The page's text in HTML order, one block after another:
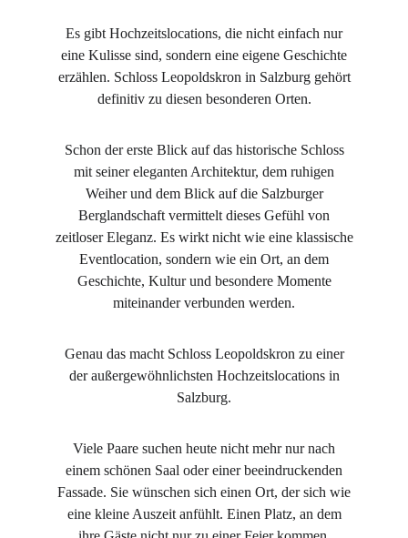
Es gibt Hochzeitslocations, die nicht einfach nur
eine Kulisse sind, sondern eine eigene Geschichte
erzählen. Schloss Leopoldskron in Salzburg gehört
definitiv zu diesen besonderen Orten.
Schon der erste Blick auf das historische Schloss
mit seiner eleganten Architektur, dem ruhigen
Weiher und dem Blick auf die Salzburger
Berglandschaft vermittelt dieses Gefühl von
zeitloser Eleganz. Es wirkt nicht wie eine klassische
Eventlocation, sondern wie ein Ort, an dem
Geschichte, Kultur und besondere Momente
miteinander verbunden werden.
Genau das macht Schloss Leopoldskron zu einer
der außergewöhnlichsten Hochzeitslocations in
Salzburg.
Viele Paare suchen heute nicht mehr nur nach
einem schönen Saal oder einer beeindruckenden
Fassade. Sie wünschen sich einen Ort, der sich wie
eine kleine Auszeit anfühlt. Einen Platz, an dem